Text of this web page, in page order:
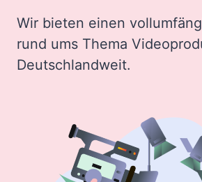
Wir bieten einen
rund ums Thema
Deutschlandweit.